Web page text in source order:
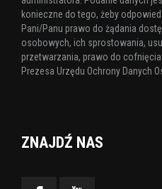
konieczne do tego, żeby
Pani/Panu prawo do żądania
osobowych, ich sprostowania,
przetwarzania, prawo do
Prezesa Urzędu Ochrony Danych
ZNAJDŹ NAS